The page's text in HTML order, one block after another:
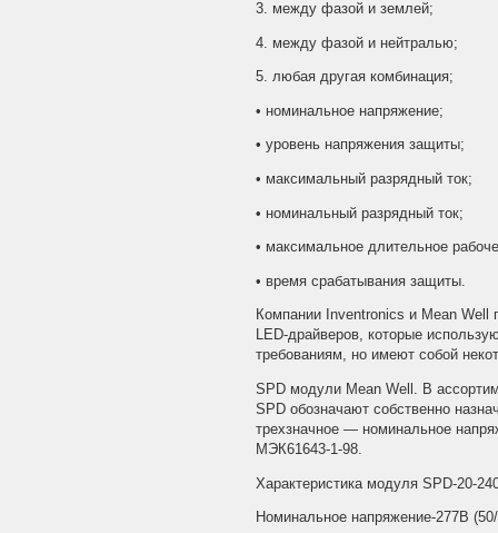
3. между фазой и землей;
4. между фазой и нейтралью;
5. любая другая комбинация;
• номинальное напряжение;
• уровень напряжения защиты;
• максимальный разрядный ток;
• номинальный разрядный ток;
• максимальное длительное
• время срабатывания защиты.
Компании Inventronics и Mean
LED-драйверов, которые
требованиям, но имеют собой
SPD модули Mean Well. В
SPD обозначают собственно
трехзначное — номинальное
МЭК61643-1-98.
Характеристика модуля SPD-20-
Номинальное напряжение-277В